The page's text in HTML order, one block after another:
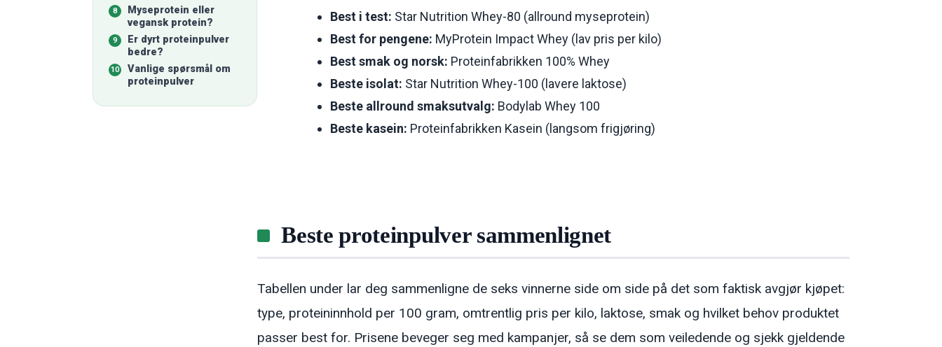
Myseprotein eller
vegansk protein?
Er dyrt proteinpulver
bedre?
Vanlige spørsmål om
proteinpulver
Best i test: Star Nutrition Whey-80 (allround myseprotein)
Best for pengene: MyProtein Impact Whey (lav pris per kilo)
Best smak og norsk: Proteinfabrikken 100% Whey
Beste isolat: Star Nutrition Whey-100 (lavere laktose)
Beste allround smaksutvalg: Bodylab Whey 100
Beste kasein: Proteinfabrikken Kasein (langsom frigjøring)
Beste proteinpulver sammenlignet
Tabellen under lar deg sammenligne de seks vinnerne side om side på det som faktisk avgjør kjøpet:
type, proteininnhold per 100 gram, omtrentlig pris per kilo, laktose, smak og hvilket behov produktet
passer best for. Prisene beveger seg med kampanjer, så se dem som veiledende og sjekk gjeldende